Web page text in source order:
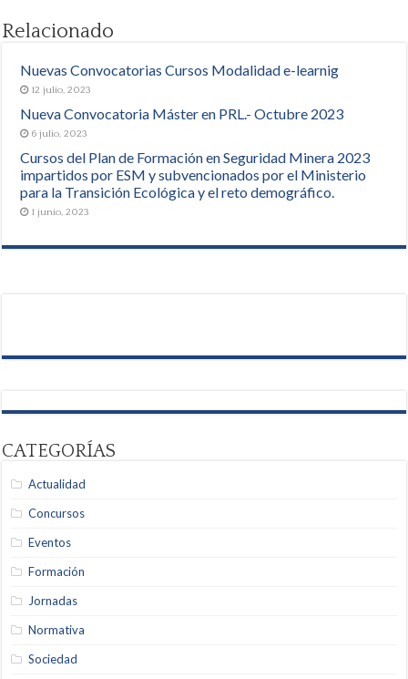
Relacionado
Nuevas Convocatorias Cursos Modalidad e-learnig
12 julio, 2023
Nueva Convocatoria Máster en PRL.- Octubre 2023
6 julio, 2023
Cursos del Plan de Formación en Seguridad Minera 2023
impartidos por ESM y subvencionados por el Ministerio
para la Transición Ecológica y el reto demográfico.
1 junio, 2023
CATEGORÍAS
Actualidad
Concursos
Eventos
Formación
Jornadas
Normativa
Sociedad